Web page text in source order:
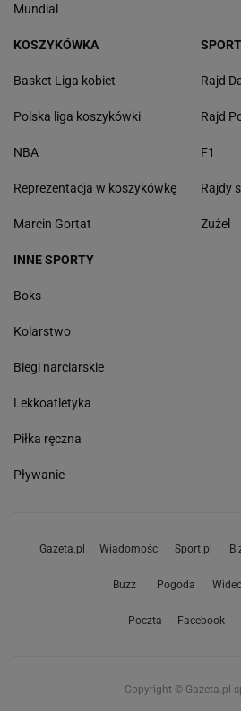
Mundial
KOSZYKÓWKA
Basket Liga kobiet
Polska liga koszykówki
NBA
Reprezentacja w koszykówkę
Marcin Gortat
Rajd
Rajd
F1
Rajdy
Żużel
INNE SPORTY
Boks
Kolarstwo
Biegi narciarskie
Lekkoatletyka
Piłka ręczna
Pływanie
Gazeta.pl Wiadomości Sport.pl
Buzz Pogoda
Poczta Facebook
Copyright © Gazeta.pl